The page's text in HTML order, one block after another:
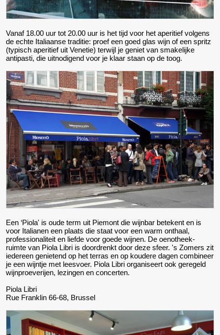
Vanaf 18.00 uur tot 20.00 uur is het tijd voor het aperitief volgens
de echte Italiaanse traditie: proef een goed glas wijn of een spritz
(typisch aperitief uit Venetie) terwijl je geniet van smakelijke
antipasti, die uitnodigend voor je klaar staan op de toog.
Een ‘Piola' is oude term uit Piemont die wijnbar betekent en is
voor Italianen een plaats die staat voor een warm onthaal,
professionaliteit en liefde voor goede wijnen. De oenotheek-
ruimte van Piola Libri is doordrenkt door deze sfeer. 's Zomers zit
iedereen genietend op het terras en op koudere dagen combineer
je een wijntje met leesvoer. Piola Libri organiseert ook geregeld
wijnproeverijen, lezingen en concerten.
Piola Libri
Rue Franklin 66-68, Brussel